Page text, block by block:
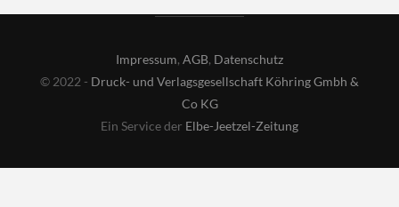
Impressum, AGB, Datenschutz
© 2022 - Druck- und Verlagsgesellschaft Köhring Gmbh &
Co KG
Ein Service der Elbe-Jeetzel-Zeitung